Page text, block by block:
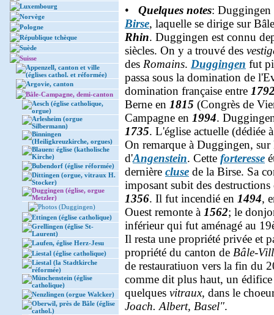
Luxembourg
Norvège
Pologne
République tchèque
Suède
Suisse
Appenzell, canton et ville
(églises cathol. et réformée)
Argovie, canton
Bâle-Campagne, demi-canton
Aesch (église catholique,
orgue)
Arlesheim (orgue
Silbermann)
Binningen
(Heiligkreuzkirche, orgues)
Blauen: église (katholische
Kirche)
Bubendorf (église réformée)
Dittingen (orgue, vitraux H.
Stocker)
Duggingen (église, orgue
Metzler)
Photos (Duggingen)
Ettingen (église catholique)
Grellingen (église St-
Laurent)
Laufen, église Herz-Jesu
Liestal (église catholique)
Liestal (la Stadtkirche
réformée)
Münchenstein (église
catholique)
Nenzlingen (orgue Walcker)
Oberwil, près de Bâle (église
cathol.)
• Quelques notes: Duggingen
Birse, laquelle se dirige sur
Rhin. Duggingen est connu
siècles. On y a trouvé des
des Romains. Duggingen fut
passa sous la domination de
domination française entre
Berne en 1815 (Congrès de
Campagne en 1994.
1735. L'église actuelle (dédiée
On remarque à Duggingen, sur
d'Angenstein. Cette forteresse
dernière cluse de la Birse. Sa
imposant subit des
1356. Il fut incendié en 1494,
Ouest remonte à 1562; le
inférieur qui fut aménagé au
Il resta une propriété privée et
propriété du canton de Bâle-
de restauratiuon vers la fin du
comme dit plus haut, un
quelques vitraux, dans le
Joach. Albert, Basel".